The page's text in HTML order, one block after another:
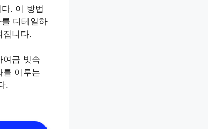
. 이 방법
디테일하
집니다.
여금 빗속
를 이루는
.